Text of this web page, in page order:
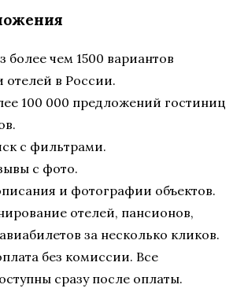
более чем 1500 вариантов
отелей в России.
100 000 предложений гостиниц
с фильтрами.
с фото.
и фотографии объектов.
отелей, пансионов,
за несколько кликов.
без комиссии. Все
сразу после оплаты.